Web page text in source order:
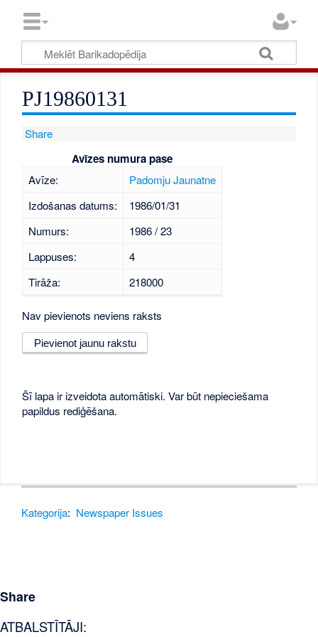
PJ19860131
Share
Avīzes numura pase
Avīze:
Padomju Jaunatne
Izdošanas datums:
1986/01/31
Numurs:
1986 / 23
Lappuses:
4
Tirāža:
218000
Nav pievienots neviens raksts
Pievienot jaunu rakstu
Šī lapa ir izveidota automātiski. Var būt nepieciešama
papildus rediģēšana.
Kategorija: Newspaper Issues
Share
ATBALSTĪTĀJI: